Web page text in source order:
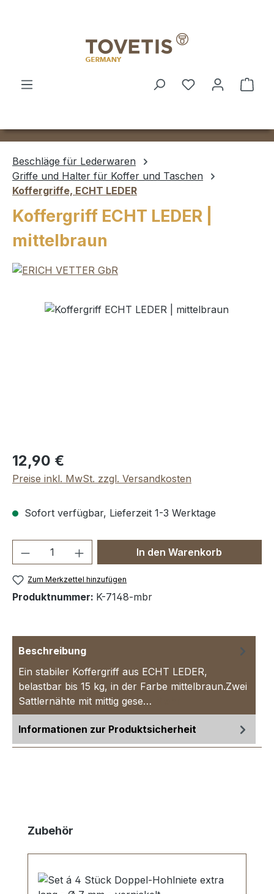
Beschläge für Lederwaren
Griffe und Halter für Koffer und Taschen
Koffergriffe, ECHT LEDER
Koffergriff ECHT LEDER |
mittelbraun
Bildergalerie überspringen
Regulärer Preis:
12,90 €
Preise inkl. MwSt. zzgl. Versandkosten
Sofort verfügbar, Lieferzeit 1-3 Werktage
Produkt Anzahl: Gib denIn den Warenkorb
Zum Merkzettel hinzufügen
Produktnummer: K-7148-mbr
Beschreibung
Ein stabiler Koffergriff aus ECHT LEDER,
belastbar bis 15 kg, in der Farbe mittelbraun.Zwei
Sattlernähte mit mittig gese…
Informationen zur Produktsicherheit
Produktgalerie überspringen
Zubehör